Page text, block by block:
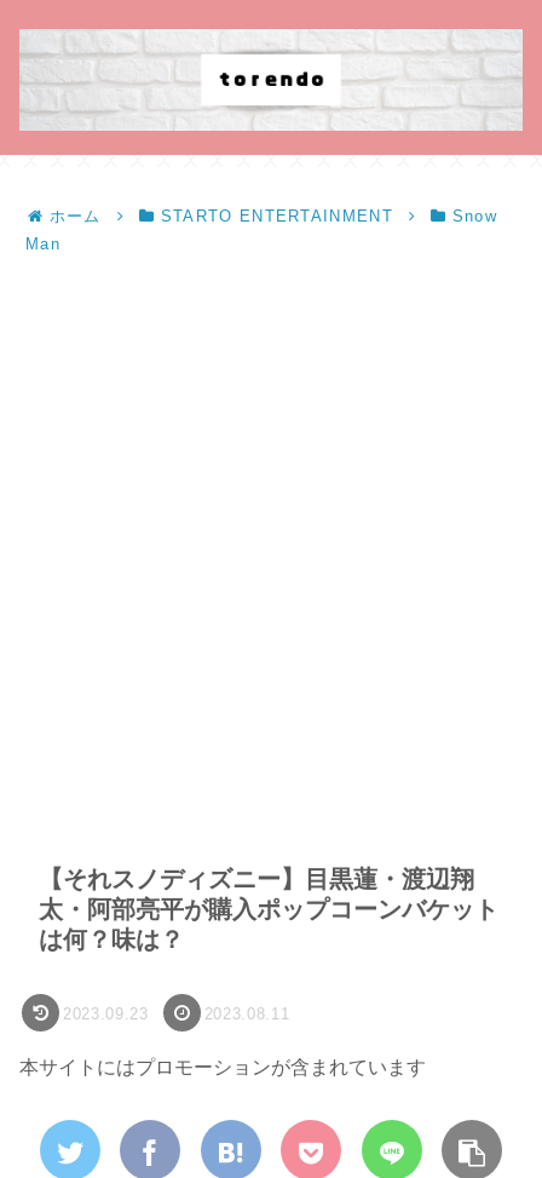
ホーム STARTO ENTERTAINMENT
Snow
Man
【それスノディズニー】目黒蓮・渡辺翔
太・阿部亮平が購入ポップコーンバケット
は何？味は？
2023.09.23 2023.08.11
本サイトにはプロモーションが含まれています